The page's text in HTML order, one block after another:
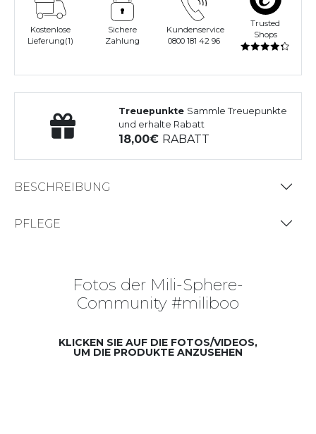
Kostenlose
Lieferung(1)
Sichere
Zahlung
Kundenservice
0800 181 42 96
Trusted
Shops
Treuepunkte Sammle Treuepunkte
und erhalte Rabatt
18,00 RABATT
BESCHREIBUNG
PFLEGE
Fotos der Mili-Sphere-
Community #miliboo
KLICKEN SIE AUF DIE FOTOS/VIDEOS,
UM DIE PRODUKTE ANZUSEHEN